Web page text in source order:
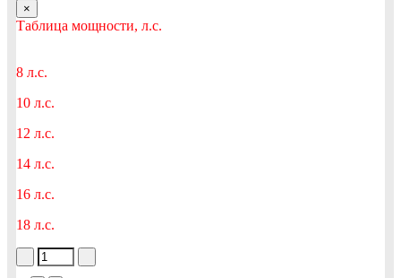
×
Таблица мощности, л.с.
8 л.с.
10 л.с.
12 л.с.
14 л.с.
16 л.с.
18 л.с.